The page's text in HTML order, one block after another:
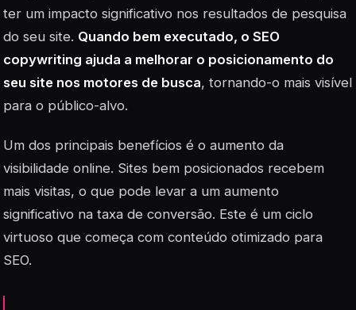
ter um impacto significativo nos resultados de pesquisa
do seu site. Quando bem executado, o SEO
copywriting ajuda a melhorar o posicionamento do
seu site nos motores de busca, tornando-o mais visível
para o público-alvo.
Um dos principais benefícios é o aumento da
visibilidade online. Sites bem posicionados recebem
mais visitas, o que pode levar a um aumento
significativo na taxa de conversão. Este é um ciclo
virtuoso que começa com conteúdo otimizado para
SEO.